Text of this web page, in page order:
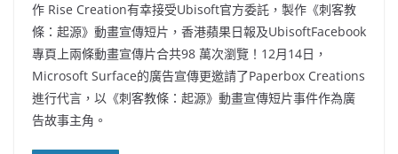
作 Rise Creation有幸接受Ubisoft官方委託，製作《刺客教
條：起源》動畫宣傳短片，香港蘋果日報及UbisoftFacebook
專頁上兩條動畫宣傳片合共98 萬次瀏覽！12月14日，
Microsoft Surface的廣告宣傳更邀請了Paperbox Creations
進行代言，以《刺客教條：起源》動畫宣傳短片事件作為廣
告故事主角。